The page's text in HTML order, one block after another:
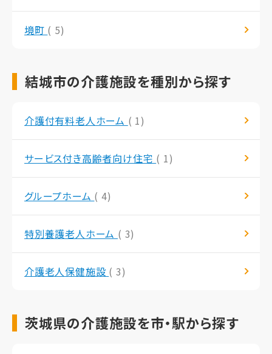
境町 ( 5)
結城市の介護施設を種別から探す
介護付有料老人ホーム ( 1)
サービス付き高齢者向け住宅 ( 1)
グループホーム ( 4)
特別養護老人ホーム ( 3)
介護老人保健施設 ( 3)
茨城県の介護施設を市・駅から探す